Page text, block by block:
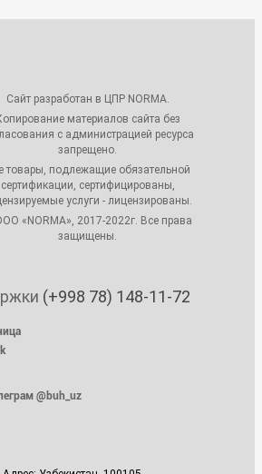
Сайт разработан в ЦПР NORMA.
материалов сайта без
с администрацией ресурса
запрещено.
товары, подлежащие обязательной
сертификации, сертифицированы,
услуги - лицензированы.
«NORMA», 2017-2022г. Все права
защищены.
(+998 78) 148-11-72
@buh_uz